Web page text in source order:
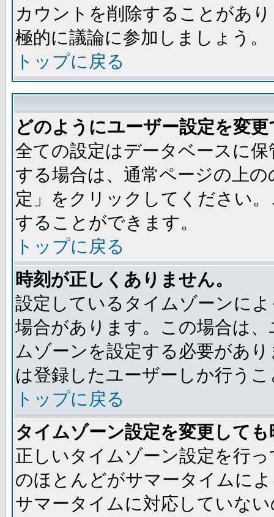
カウントを削除することがあ
極的に議論に参加しましょう。
トップに戻る
どのようにユーザー設定を変
全ての設定はデータベースに
する場合は、通常ページの上
定」をクリックしてください
することができます。
トップに戻る
時刻が正しくありません。
設定しているタイムゾーンに
場合があります。この場合は
ムゾーンを設定する必要があ
は登録したユーザーしか行う
トップに戻る
タイムゾーン設定を変更して
正しいタイムゾーン設定を行
のほとんどがサマータイムに
サマータイムに対応していな